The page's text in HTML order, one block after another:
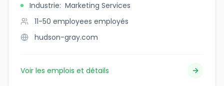
Industrie: Marketing Services
11-50 employees employés
hudson-gray.com
Voir les emplois et détails